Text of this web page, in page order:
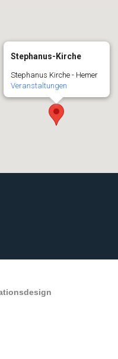
Stephanus-Kirche
Stephanus Kirche - Hemer
Veranstaltungen